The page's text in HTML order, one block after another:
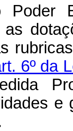
6º da